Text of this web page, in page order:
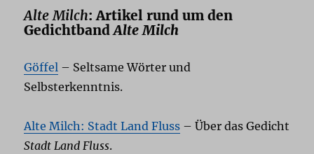
Alte Milch: Artikel rund um den
GedichtbandAlte Milch
Göffel – Seltsame Wörter und
Selbsterkenntnis.
Alte Milch: Stadt Land Fluss – Über das Gedicht
Stadt Land Fluss.